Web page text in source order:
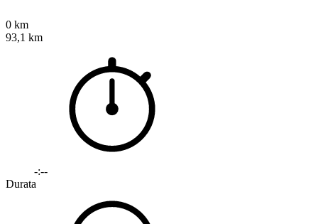
0 km
93,1 km
-:--
Durata